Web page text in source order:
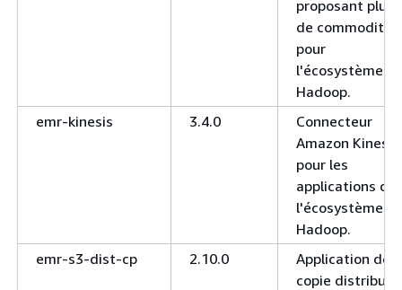
proposant plus
de commodités
pour
l'écosystème
Hadoop.
emr-kinesis
3.4.0
Connecteur
Amazon Kinesis
pour les
applications de
l'écosystème
Hadoop.
emr-s3-dist-cp
2.10.0
Application de
copie distribuée